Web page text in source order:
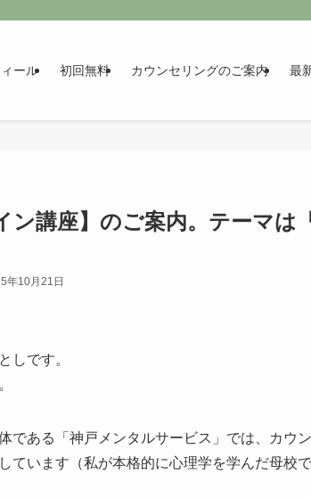
ール 初回無料 カウンセリングのご案内 最
ン講座】のご案内。テーマは
年10月21日
しです。
である「神戸メンタルサービス」では、カウ
ています（私が本格的に心理学を学んだ母校で